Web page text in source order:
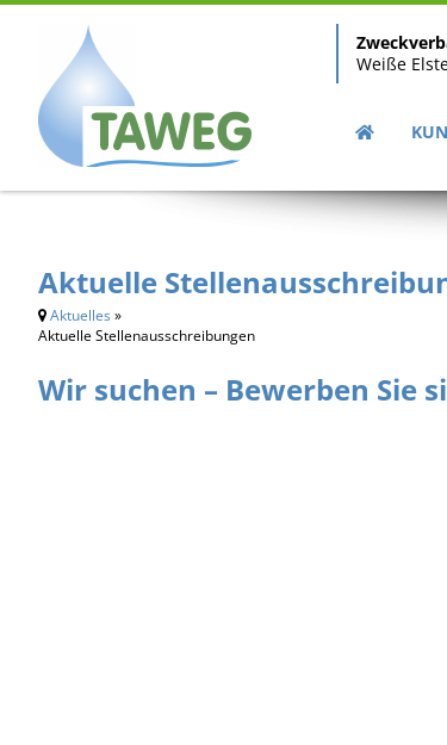
Weiße
Aktuelle
Aktuelles »
Aktuelle Stellenausschreibungen
Wir suchen – Bewerben Sie